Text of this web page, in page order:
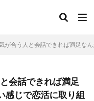
が合う人と会話できれば満足な
会話できれば満足
感じで恋活に取り組